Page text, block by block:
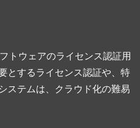
トウェアのライセンス認証用
とするライセンス認証や、特
ステムは、クラウド化の難易